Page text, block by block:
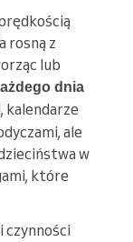
rosną z
lub
dnia
kalendarze
ale
w
które
czynności